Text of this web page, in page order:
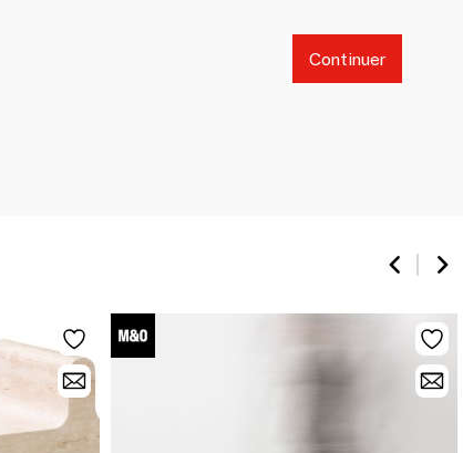
Continuer